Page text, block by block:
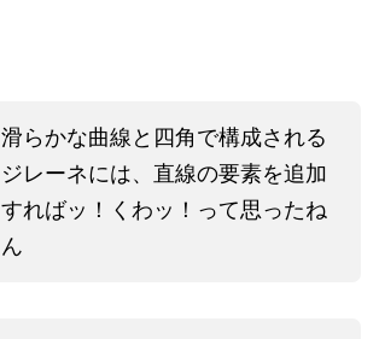
滑らかな曲線と四角で構成される
ジレーネには、直線の要素を追加
すればッ！くわッ！って思ったね
ん